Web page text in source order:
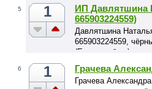
5 1
ИП Давлятшина
665903224559)
Давлятшина
665903224559,
(Екатеринбург).
6 1 Грачева
Грачева